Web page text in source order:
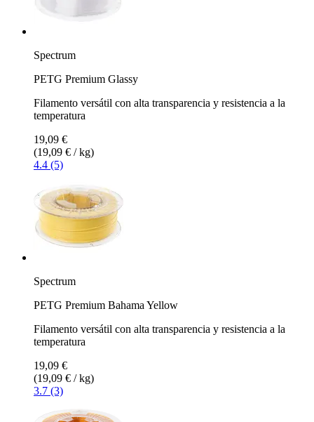
Spectrum
PETG Premium Glassy
Filamento versátil con alta transparencia y resistencia a la
temperatura
19,09 €
(19,09 € / kg)
4.4 (5)
Spectrum
PETG Premium Bahama Yellow
Filamento versátil con alta transparencia y resistencia a la
temperatura
19,09 €
(19,09 € / kg)
3.7 (3)